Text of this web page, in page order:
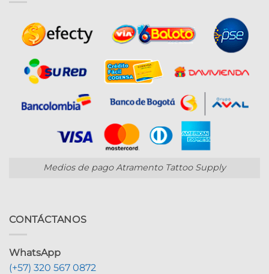
Medios de pago Atramento Tattoo Supply
CONTÁCTANOS
WhatsApp
(+57) 320 567 0872